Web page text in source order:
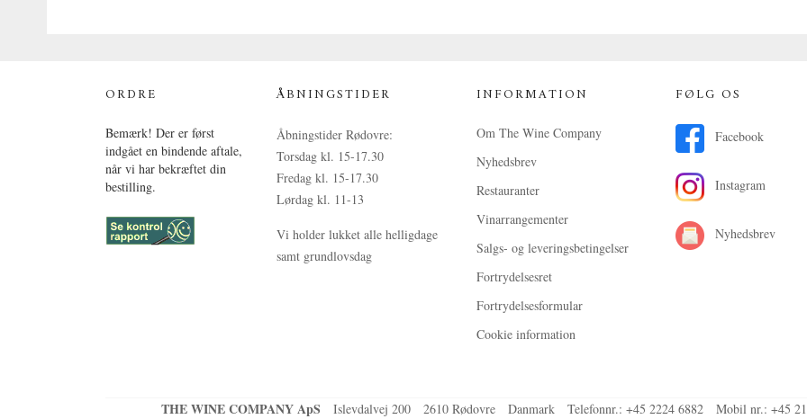
ORDRE
Bemærk! Der er først
indgået en bindende aftale,
når vi har bekræftet din
bestilling.
ÅBNINGSTIDER
Åbningstider Rødovre:
Torsdag kl. 15-17.30
Fredag kl. 15-17.30
Lørdag kl. 11-13
Vi holder lukket alle helligdage
samt grundlovsdag
INFORMATION
Om The Wine Company
Nyhedsbrev
Restauranter
Vinarrangementer
Salgs- og leveringsbetingelser
Fortrydelsesret
Fortrydelsesformular
Cookie information
FØLG OS
Facebook
Instagram
Nyhedsbrev
THE WINE COMPANY ApS Islevdalvej 200 2610 Rødovre Danmark Telefonnr.: +45 2224 6882 Mobil nr.: +45